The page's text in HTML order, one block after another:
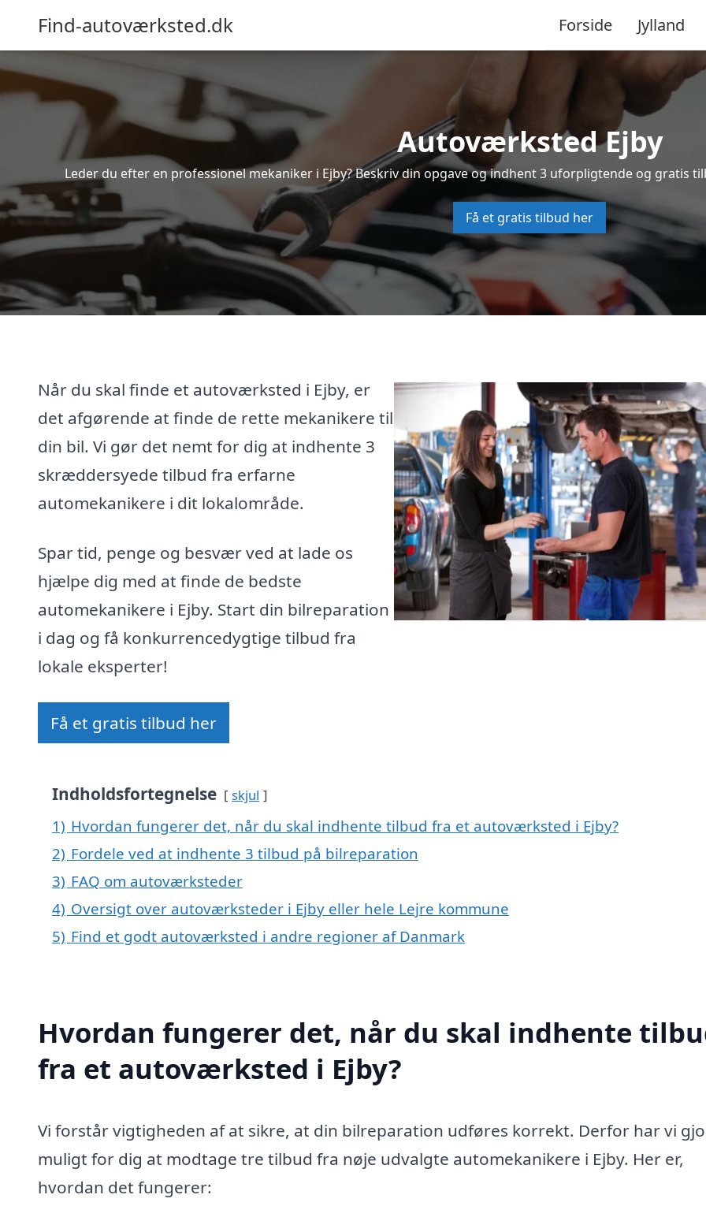
Find-autoværksted.dk Forside Jylland
Autoværksted Ejby
Leder du efter en professionel mekaniker i Ejby? Beskriv din opgave og indhent 3 uforpligtende og gratis
Få et gratis tilbud her
Når du skal finde et autoværksted i Ejby, er
det afgørende at finde de rette mekanikere til
din bil. Vi gør det nemt for dig at indhente 3
skræddersyede tilbud fra erfarne
automekanikere i dit lokalområde.
Spar tid, penge og besvær ved at lade os
hjælpe dig med at finde de bedste
automekanikere i Ejby. Start din bilreparation
i dag og få konkurrencedygtige tilbud fra
lokale eksperter!
Få et gratis tilbud her
Indholdsfortegnelse skjul
1) Hvordan fungerer det, når du skal indhente tilbud fra et autoværksted i Ejby?
2) Fordele ved at indhente 3 tilbud på bilreparation
3) FAQ om autoværksteder
4) Oversigt over autoværksteder i Ejby eller hele Lejre kommune
5) Find et godt autoværksted i andre regioner af Danmark
Hvordan fungerer det, når du skal indhente
fra et autoværksted i Ejby?
Vi forstår vigtigheden af at sikre, at din bilreparation udføres korrekt. Derfor har vi
muligt for dig at modtage tre tilbud fra nøje udvalgte automekanikere i Ejby. Her er,
hvordan det fungerer: